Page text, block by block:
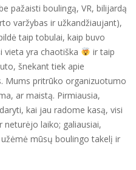
pažaisti boulingą, VR, bilijardą
varžybas ir užkandžiaujant),
taip tobulai, kaip buvo
vieta yra chaotiška
ir taip
šnekant tiek apie
Mums pritrūko organizuotumo
ar maistą. Pirmiausia,
kai jau radome kasą, visi
laiko; galiausiai,
mūsų boulingo takelį ir